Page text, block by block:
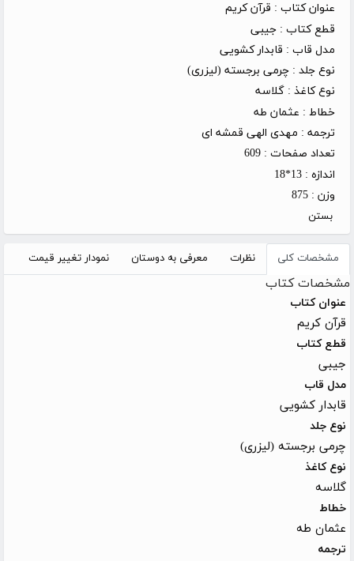
عنوان کتاب : قرآن کریم
قطع کتاب : جیبی
مدل قاب : قابدار کشویی
نوع جلد : چرمی برجسته (لیزری)
نوع کاغذ : گلاسه
خطاط : عثمان طه
ترجمه : مهدی الهی قمشه ای
تعداد صفحات : 609
اندازه : 13*18
وزن : 875
بستن
مشخصات کلی نظرات معرفی به دوستان نمودار تغییر قیمت
مشخصات کتاب
عنوان کتاب
قرآن کریم
قطع کتاب
جیبی
مدل قاب
قابدار کشویی
نوع جلد
چرمی برجسته (لیزری)
نوع کاغذ
گلاسه
خطاط
عثمان طه
ترجمه